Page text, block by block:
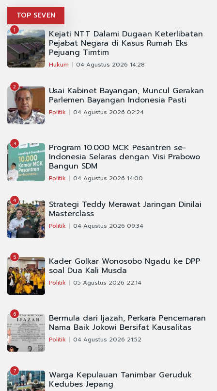
TOP SEVEN
1 Kejati NTT Dalami Dugaan Keterlibatan
Pejabat Negara di Kasus Rumah Eks
Pejuang Timtim
Hukum 04 Agustus 2026 14:28
2 Usai Kabinet Bayangan, Muncul Gerakan
Parlemen Bayangan Indonesia Pasti
Politik 04 Agustus 2026 02:24
3 Program 10.000 MCK Pesantren se-
Indonesia Selaras dengan Visi Prabowo
Bangun SDM
Politik 04 Agustus 2026 14:00
4 Strategi Teddy Merawat Jaringan Dinilai
Masterclass
Politik 04 Agustus 2026 09:34
5 Kader Golkar Wonosobo Ngadu ke DPP
soal Dua Kali Musda
Politik 05 Agustus 2026 22:14
6 Bermula dari Ijazah, Perkara Pencemaran
Nama Baik Jokowi Bersifat Kausalitas
Politik 04 Agustus 2026 21:52
7 Warga Kepulauan Tanimbar Geruduk
Kedubes Jepang